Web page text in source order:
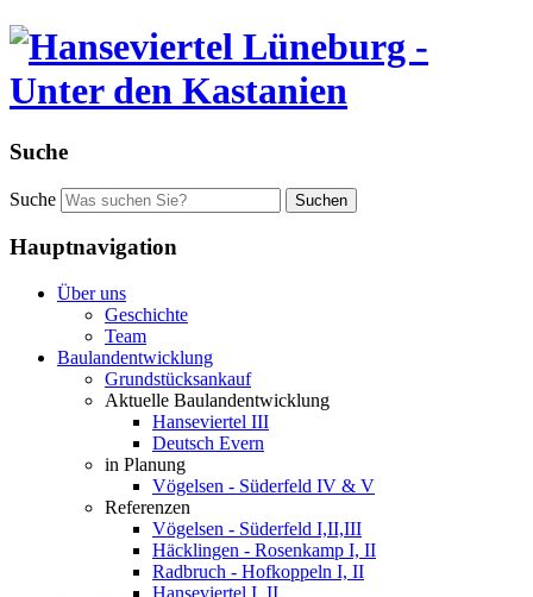
Suche
Suche Suchen
Hauptnavigation
Über uns
Geschichte
Team
Baulandentwicklung
Grundstücksankauf
Aktuelle Baulandentwicklung
Hanseviertel III
Deutsch Evern
in Planung
Vögelsen - Süderfeld IV & V
Referenzen
Vögelsen - Süderfeld I,II,III
Häcklingen - Rosenkamp I, II
Radbruch - Hofkoppeln I, II
Hanseviertel I, II